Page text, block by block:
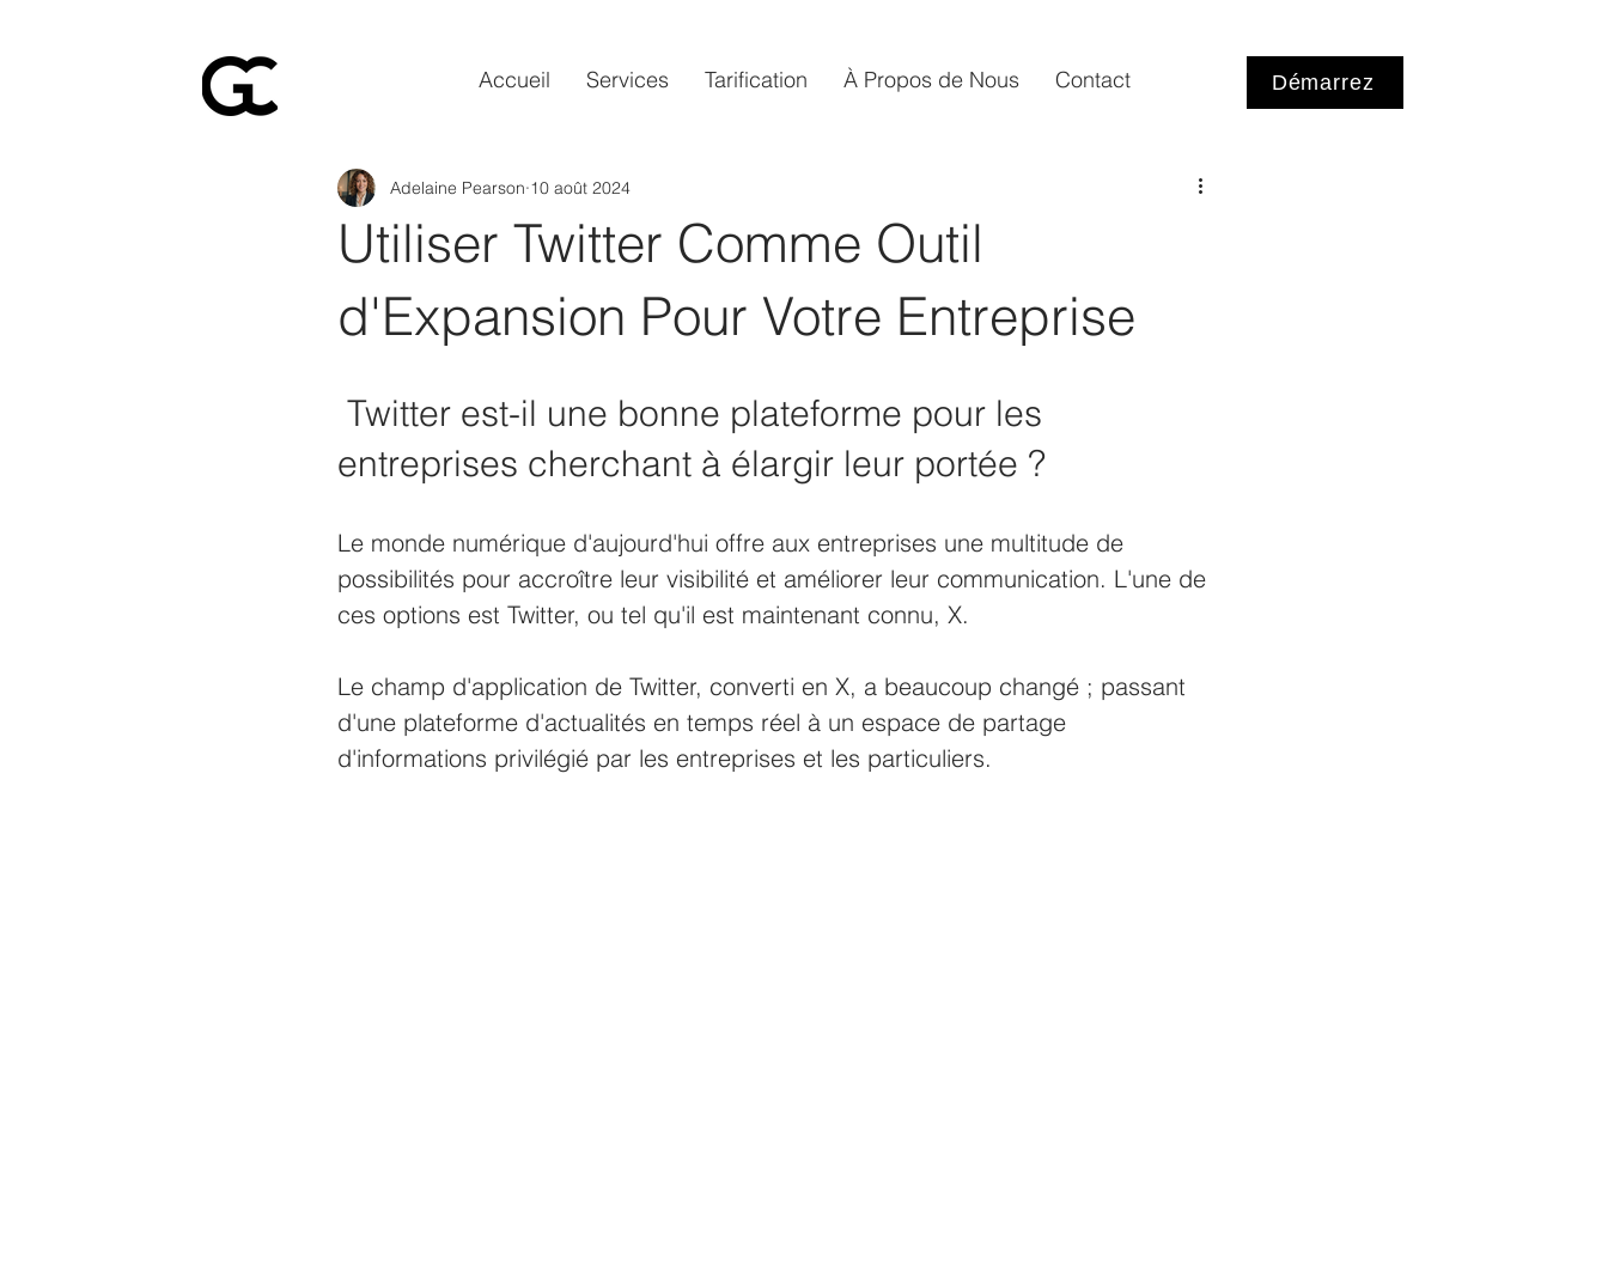
Accueil Services Tarification​ À Propos de Nous Contact Démarrez
Utiliser Twitter Comme Outil
d'Expansion Pour Votre Entreprise
Adelaine Pearson 10 août 2024
entreprises cherchant à élargir leur portée ?
Le monde numérique d'aujourd'hui offre aux entreprises une multitude de
possibilités pour accroître leur visibilité et améliorer leur communication. L'une de
ces options est Twitter, ou tel qu'il est maintenant connu, X.
Le champ d'application de Twitter, converti en X, a beaucoup changé ; passant
d'une plateforme d'actualités en temps réel à un espace de partage
d'informations privilégié par les entreprises et les particuliers.